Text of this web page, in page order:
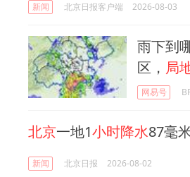
新闻 北京日报客户端 2026-08-03
雨下到
区， 局
网易号
北京一地1小时降水87毫
新闻 北京日报 2026-08-02